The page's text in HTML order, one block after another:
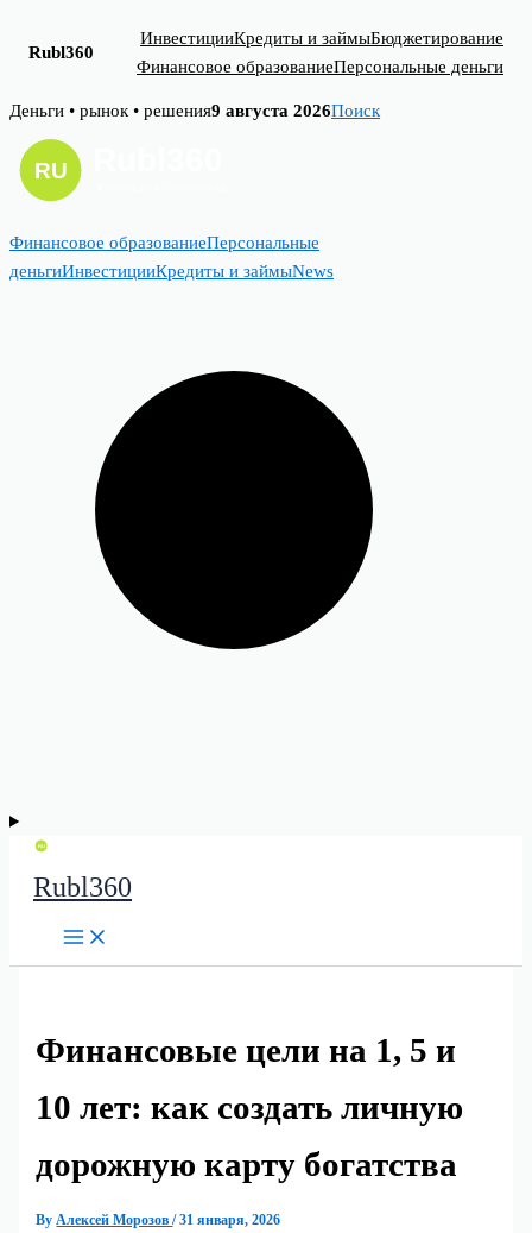
Rubl360
ИнвестицииКредиты и займыБюджетирование
Финансовое образованиеПерсональные деньги
Skip
content
Деньги • рынок • решения9 августа 2026Поиск
Финансовое образованиеПерсональные
деньгиИнвестицииКредиты и займыNews
Rubl360
Финансовые цели на 1, 5 и
10 лет: как создать личную
дорожную карту богатства
ByАлексей Морозов/31 января, 2026